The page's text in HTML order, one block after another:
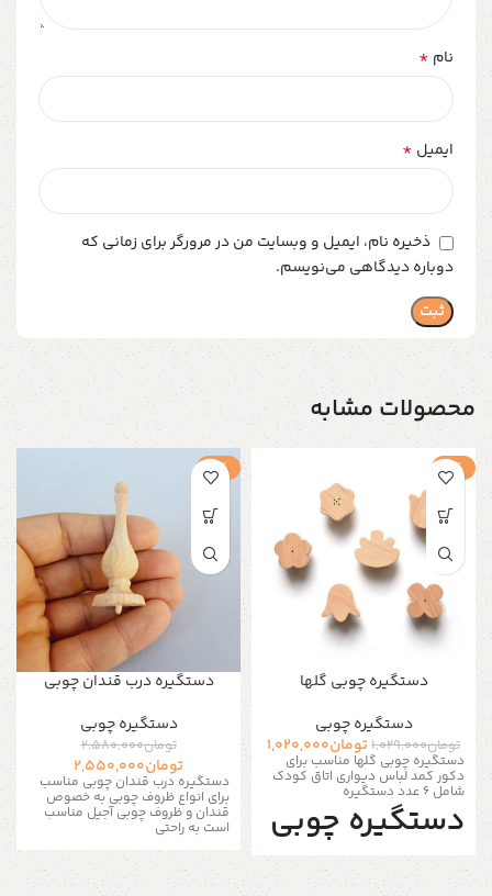
نام *
ایمیل *
ذخیره نام، ایمیل و وبسایت من در مرورگر برای زمانی که
دوباره دیدگاهی می‌نویسم.
محصولات مشابه
-1%
دستگیره چوبی گلها
دستگیره‌ چوبی
تومان1,029,000تومان1,020,000
دستگیره چوبی گلها مناسب برای
دکور کمد لباس دیواری اتاق کودک
شامل 6 عدد دستگیره
دستگیره چوبی
گلها
-1%
دستگیره درب قندان چوبی
دستگیره‌ چوبی
تومان2,580,000
تومان2,550,000
دستگیره درب قندان چوبی مناسب
برای انواع ظروف چوبی به خصوص
قندان و ظروف چوبی آجیل مناسب
است به راحتی